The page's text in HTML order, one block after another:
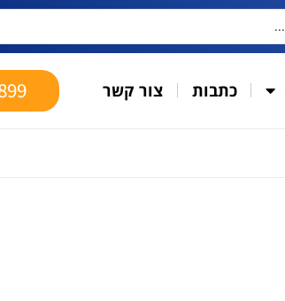
כתבות צור קשר